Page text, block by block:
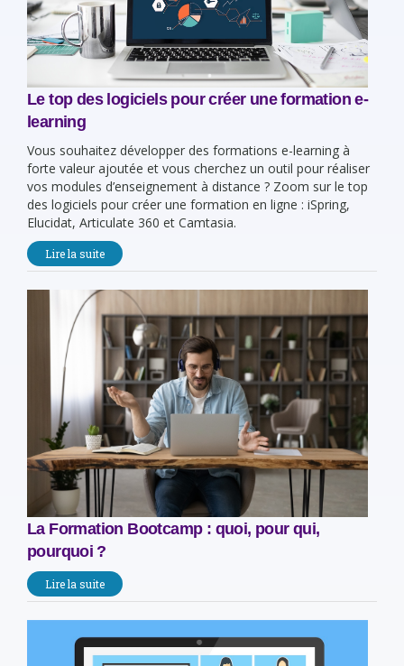
Le top des logiciels pour créer une formation e-
learning
Vous souhaitez développer des formations e-learning à
forte valeur ajoutée et vous cherchez un outil pour réaliser
vos modules d’enseignement à distance ? Zoom sur le top
des logiciels pour créer une formation en ligne : iSpring,
Elucidat, Articulate 360 et Camtasia.
Lire la suite
La Formation Bootcamp : quoi, pour qui,
pourquoi ?
Lire la suite